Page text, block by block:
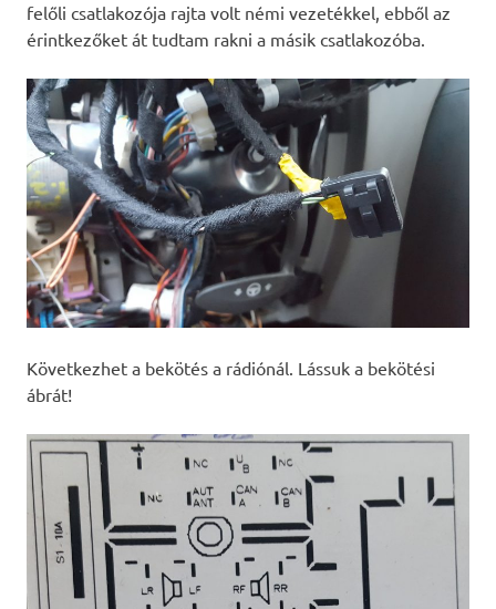
felőli csatlakozója rajta volt némi vezetékkel, ebből az
érintkezőket át tudtam rakni a másik csatlakozóba.
Következhet a bekötés a rádiónál. Lássuk a bekötési
ábrát!